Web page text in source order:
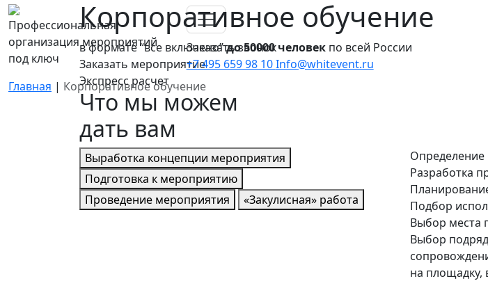
Профессиональная
организация мероприятий
под ключ
Заказать звонок
+7 495 659 98 10Info@whitevent.ru
Главная | Корпоративное обучение
Корпоративное обучение
в формате “все включено”до 50000 человек по всей России
Заказать мероприятие
Экспресс расчет
Что мы можем
дать вам
Выработка концепции мероприятия
Подготовка к мероприятию
Проведение мероприятия
«Закулисная» работа
Разработка
Подбор
Выбор места
Выбор
на площадку,